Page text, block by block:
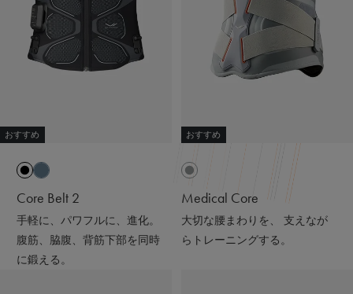
#シックスパッド
#着るだけで疲労回復
#リカバリーウェア
#スウェットコーデ#ワンマイルウェア#パーカー
#アラフォーファッション#ワントーンコーデ
おすすめ
Core Belt 2
手軽に、パワフルに、進化。
腹筋、脇腹、背筋下部を同時
に鍛える。
おすすめ
Medical Core
大切な腰まわりを、 支えなが
らトレーニングする。